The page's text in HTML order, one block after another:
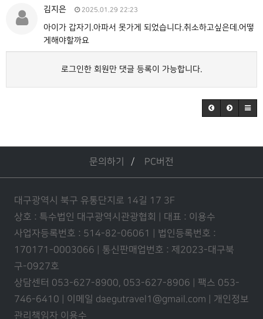
김지은 2025.01.29 22:23
아이가 갑자기.아파서 못가게 되었습니다.취소하고싶은데.어떻
게해야할까요
로그인한 회원만 댓글 등록이 가능합니다.
문의하기 PC버전
대구광역시 북구 유통단지로 14길 17 3F
상호 : 특수법인 대구광역시관광협회 | 대표 : 이용수
사업자등록번호 : 514-82-06061 | 법인등록번호 :
170171-0003066 | 통신판매업번호 : 제2023-대구북
구-0927호
상담센터 053-627-8900, 053-627-8906 | 팩스 053-
746-6410 | 이메일 daegutravel1@gmail.com | 개인정보
관리책임자 이용수